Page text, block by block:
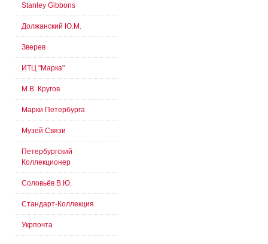
Stanley Gibbons
Должанский Ю.М.
Зверев
ИТЦ "Марка"
М.В. Кругов
Марки Петербурга
Музей Связи
Петербургский
Коллекционер
Соловьёв В.Ю.
Стандарт-Коллекция
Укрпочта